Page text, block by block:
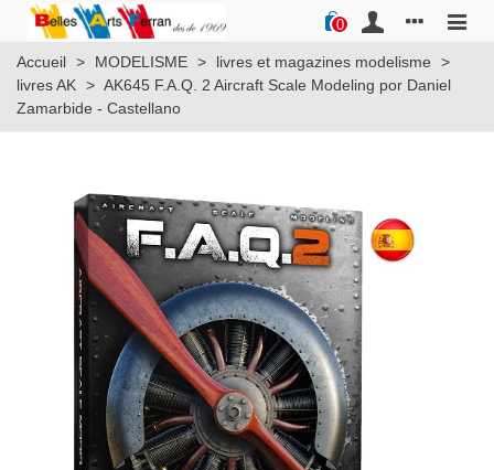
0
Accueil > MODELISME > livres et magazines modelisme
>
livres AK > AK645 F.A.Q. 2 Aircraft Scale Modeling por Daniel
Zamarbide - Castellano